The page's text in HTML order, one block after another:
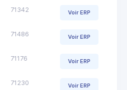
71342 Voir ERP
71486 Voir ERP
71176 Voir ERP
71230 Voir ERP